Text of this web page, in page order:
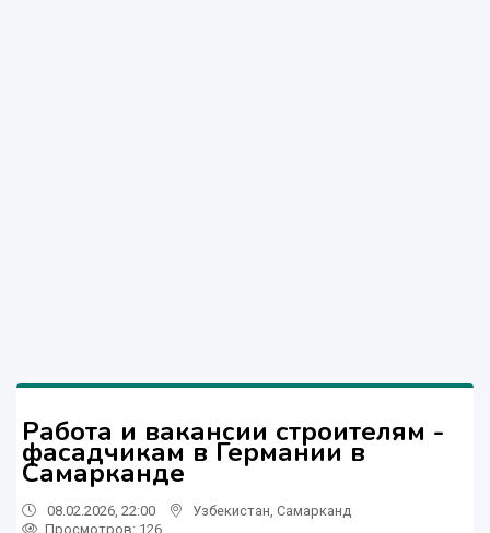
Работа и вакансии строителям -
фасадчикам в Германии в
Самарканде
08.02.2026, 22:00 Узбекистан Самарканд
Просмотров: 126